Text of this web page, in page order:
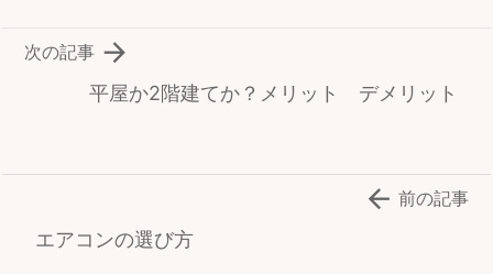
平屋か2階建てか？メリット デメリット

次の記事
エアコンの選び方
 前の記事